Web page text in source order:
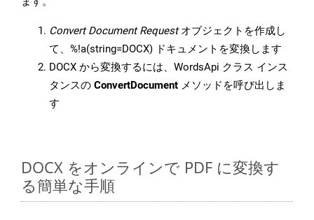
Convert Document Requestオブジェクトを作成し
て、%!a(string=DOCX) ドキュメントを変換します
DOCX から変換するには、WordsApi クラス インス
タンスの ConvertDocument メソッドを呼び出しま
す
DOCX をオンラインで PDF に変換す
る簡単な手順